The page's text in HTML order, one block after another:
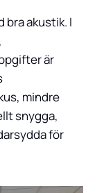
bra akustik. I
är
mindre
snygga,
för